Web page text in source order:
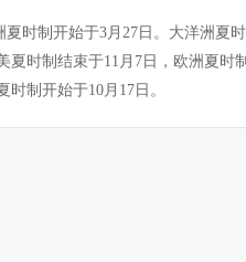
时制开始于3月27日。大洋洲夏
夏时制结束于11月7日，欧洲夏时
制开始于10月17日。